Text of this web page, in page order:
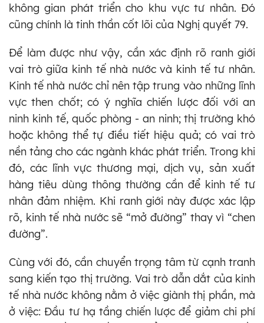
không gian phát triển cho khu vực tư nhân. Đó
cũng chính là tinh thần cốt lõi của Nghị quyết 79.
Để làm được như vậy, cần xác định rõ ranh giới
vai trò giữa kinh tế nhà nước và kinh tế tư nhân.
Kinh tế nhà nước chỉ nên tập trung vào những lĩnh
vực then chốt; có ý nghĩa chiến lược đối với an
ninh kinh tế, quốc phòng - an ninh; thị trường khó
hoặc không thể tự điều tiết hiệu quả; có vai trò
nền tảng cho các ngành khác phát triển. Trong khi
đó, các lĩnh vực thương mại, dịch vụ, sản xuất
hàng tiêu dùng thông thường cần để kinh tế tư
nhân đảm nhiệm. Khi ranh giới này được xác lập
rõ, kinh tế nhà nước sẽ “mở đường” thay vì “chen
đường”.
Cùng với đó, cần chuyển trọng tâm từ cạnh tranh
sang kiến tạo thị trường. Vai trò dẫn dắt của kinh
tế nhà nước không nằm ở việc giành thị phần, mà
ở việc: Đầu tư hạ tầng chiến lược để giảm chi phí